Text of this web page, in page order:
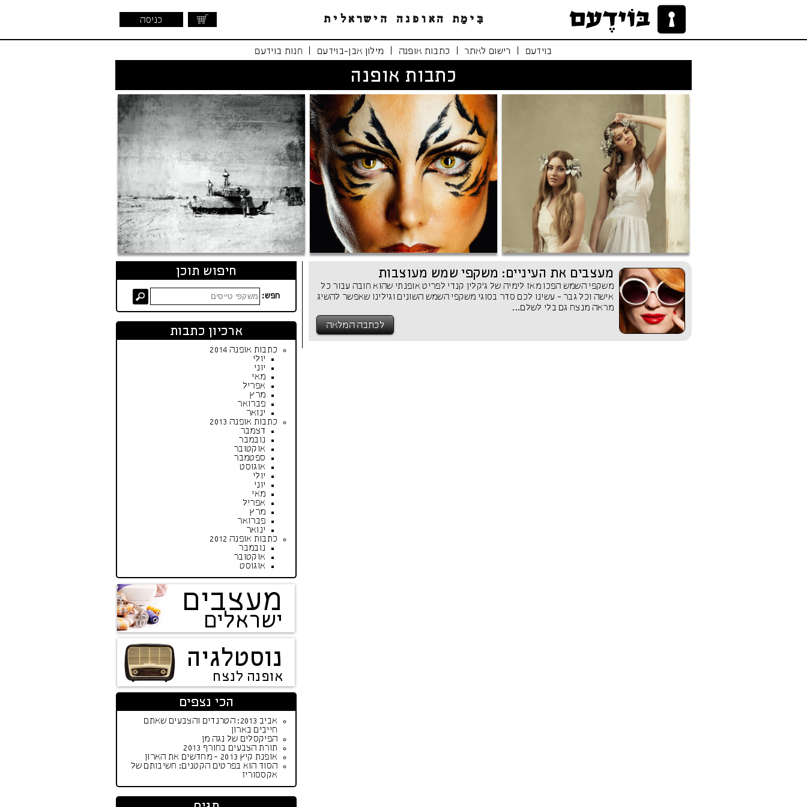
כניסה
בוידעם רישום לאתר כתבות אופנה מילון אבן-בוידעם חנות בוידעם
כתבות אופנה
לו הייתי אפרודיטי
מעצבים את העיניים: משקפי שמש מעוצבות
משקפי השמש הפכו מאז לימיה של ג'קלין קנדי לפריט אופנתי שהוא חובה עבור כל
אישה וכל גבר - עשינו לכם סדר בסוגי משקפי השמש השונים וגילינו שאפשר להשיג
מראה מנצח גם בלי לשלם...
לכתבה המלאה
חיפוש תוכן
חפש:
ארכיון כתבות
כתבות אופנה 2014
יולי
יוני
מאי
אפריל
מרץ
פברואר
ינואר
כתבות אופנה 2013
דצמבר
נובמבר
אוקטובר
ספטמבר
אוגוסט
יולי
יוני
מאי
אפריל
מרץ
פברואר
ינואר
כתבות אופנה 2012
נובמבר
אוקטובר
אוגוסט
מעצבים
ישראלים
נוסטלגיה
אופנה לנצח
הכי נצפים
אביב 2013: הטרנדים והצבעים שאתם
חייבים בארון
הפיקסלים של נגה מן
תורת הצבעים בחורף 2013
אופנת קיץ 2013 - מחדשים את הארון
הסוד הוא בפרטים הקטנים: חשיבותם של
אקססוריז